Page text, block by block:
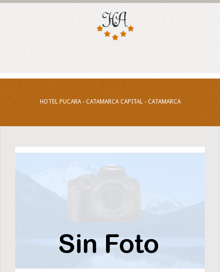
HOTEL PUCARA - CATAMARCA CAPITAL - CATAMARCA